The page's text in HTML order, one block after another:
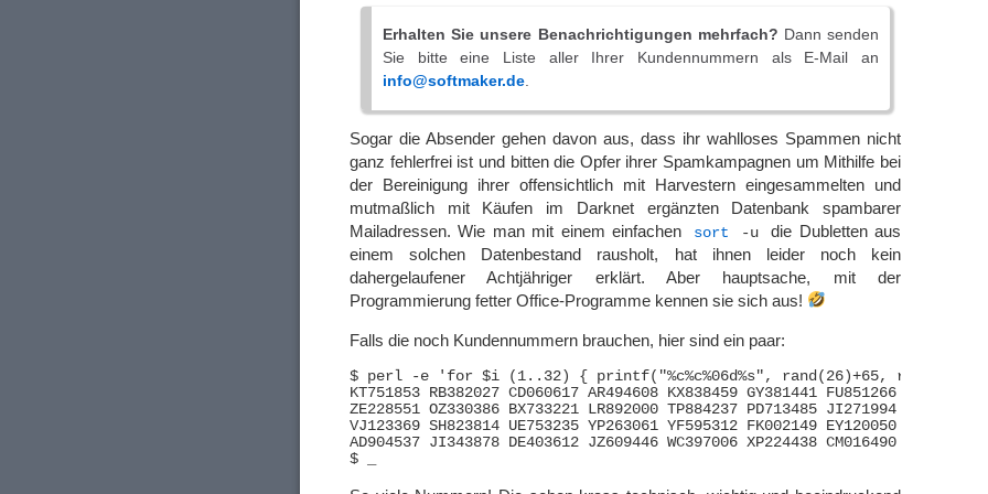
Erhalten Sie unsere Benachrichtigungen mehrfach? Dann senden
Sie bitte eine Liste aller Ihrer Kundennummern als E-Mail an
info@softmaker.de.
Sogar die Absender gehen davon aus, dass ihr wahlloses Spammen nicht
ganz fehlerfrei ist und bitten die Opfer ihrer Spamkampagnen um Mithilfe bei
der Bereinigung ihrer offensichtlich mit Harvestern eingesammelten und
mutmaßlich mit Käufen im Darknet ergänzten Datenbank spambarer
Mailadressen. Wie man mit einem einfachen
sort -u
die Dubletten aus
einem solchen Datenbestand rausholt, hat ihnen leider noch kein
dahergelaufener Achtjähriger erklärt. Aber hauptsache, mit der
Programmierung fetter Office-Programme kennen sie sich aus!
Falls die noch Kundennummern brauchen, hier sind ein paar:
$ perl -e 'for $i (1..32) { printf("%c%c%06d%s", rand(26)+65,
KT751853 RB382027 CD060617 AR494608 KX838459 GY381441 FU851266 ZN256258
ZE228551 OZ330386 BX733221 LR892000 TP884237 PD713485 JI271994 HY333165
VJ123369 SH823814 UE753235 YP263061 YF595312 FK002149 EY120050 VG022376
AD904537 JI343878 DE403612 JZ609446 WC397006 XP224438 CM016490 UR135363